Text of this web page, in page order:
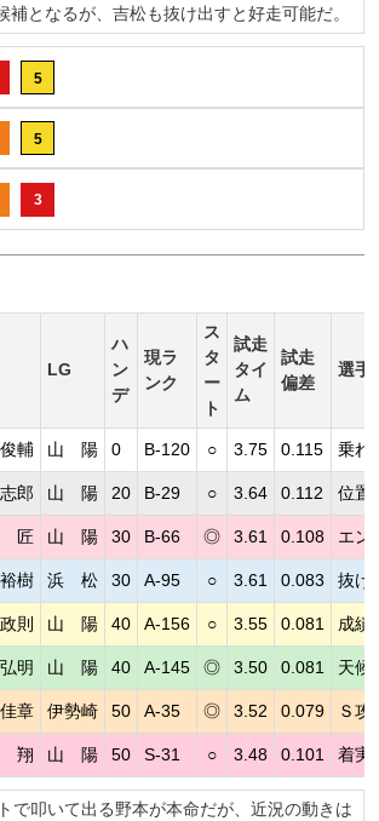
補となるが、吉松も抜け出すと好走可能だ。
5
5
3
LG
ハ
ン
デ
現ラ
ンク
ス
タ
ー
ト
試走
タイ
ム
試走
偏差
選手
輔 山 陽 0 B-120 ○ 3.75 0.115 乗れ
郎 山 陽 20 B-29 ○ 3.64 0.112 位置
匠 山 陽 30 B-66 ◎ 3.61 0.108 エン
樹 浜 松 30 A-95 ○ 3.61 0.083 抜け
則 山 陽 40 A-156 ○ 3.55 0.081 成績
明 山 陽 40 A-145 ◎ 3.50 0.081 天候
章 伊勢崎 50 A-35 ◎ 3.52 0.079 Ｓ攻
翔 山 陽 50 S-31 ○ 3.48 0.101 着実
で叩いて出る野本が本命だが、近況の動きは